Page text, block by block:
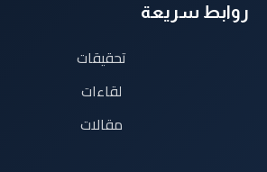
روابط سريعة
تحقيقات
لقاءات
مقالات